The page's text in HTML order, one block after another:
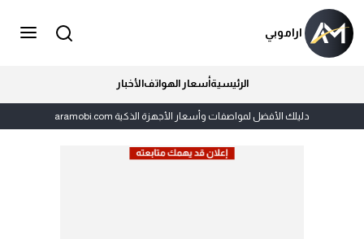
اراموبي
الرئيسيةأسعار الهواتفالأخبار
دليلك الأفضل لمواصفات وأسعار الأجهزة الذكية aramobi.com